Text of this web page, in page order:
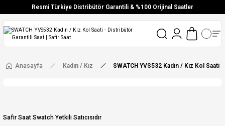
Resmi Türkiye Distribütör Garantili & %100 Orijinal Saatler
Vade Farksız 6 Taksit
Ücretsiz Kargo
Anasayfa Kadın / Kız SWATCH YVS532 Kadın / Kız Kol Saati
Safir Saat Swatch Yetkili Satıcısıdır